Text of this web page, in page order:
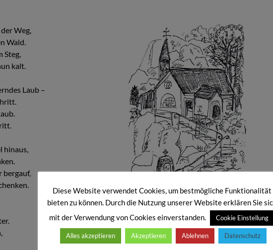
Weg,
Wald.
Steg,
kalt.
Laub –
hinaus,
bergauf,
Diese Website verwendet Cookies, um bestmögliche Funktionalität
bieten zu können. Durch die Nutzung unserer Website erklären Sie
mit der Verwendung von Cookies einverstanden.
Cookie Einstellung
Alles akzeptieren Akzeptieren Ablehnen Datenschutz